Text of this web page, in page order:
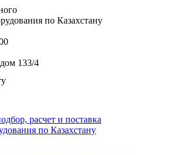
по Казахстану
133/4